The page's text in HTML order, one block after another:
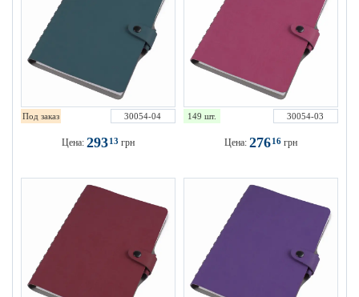
Под заказ 30054-04
Цена: 29313 грн
149 шт. 30054-03
Цена: 27616 грн